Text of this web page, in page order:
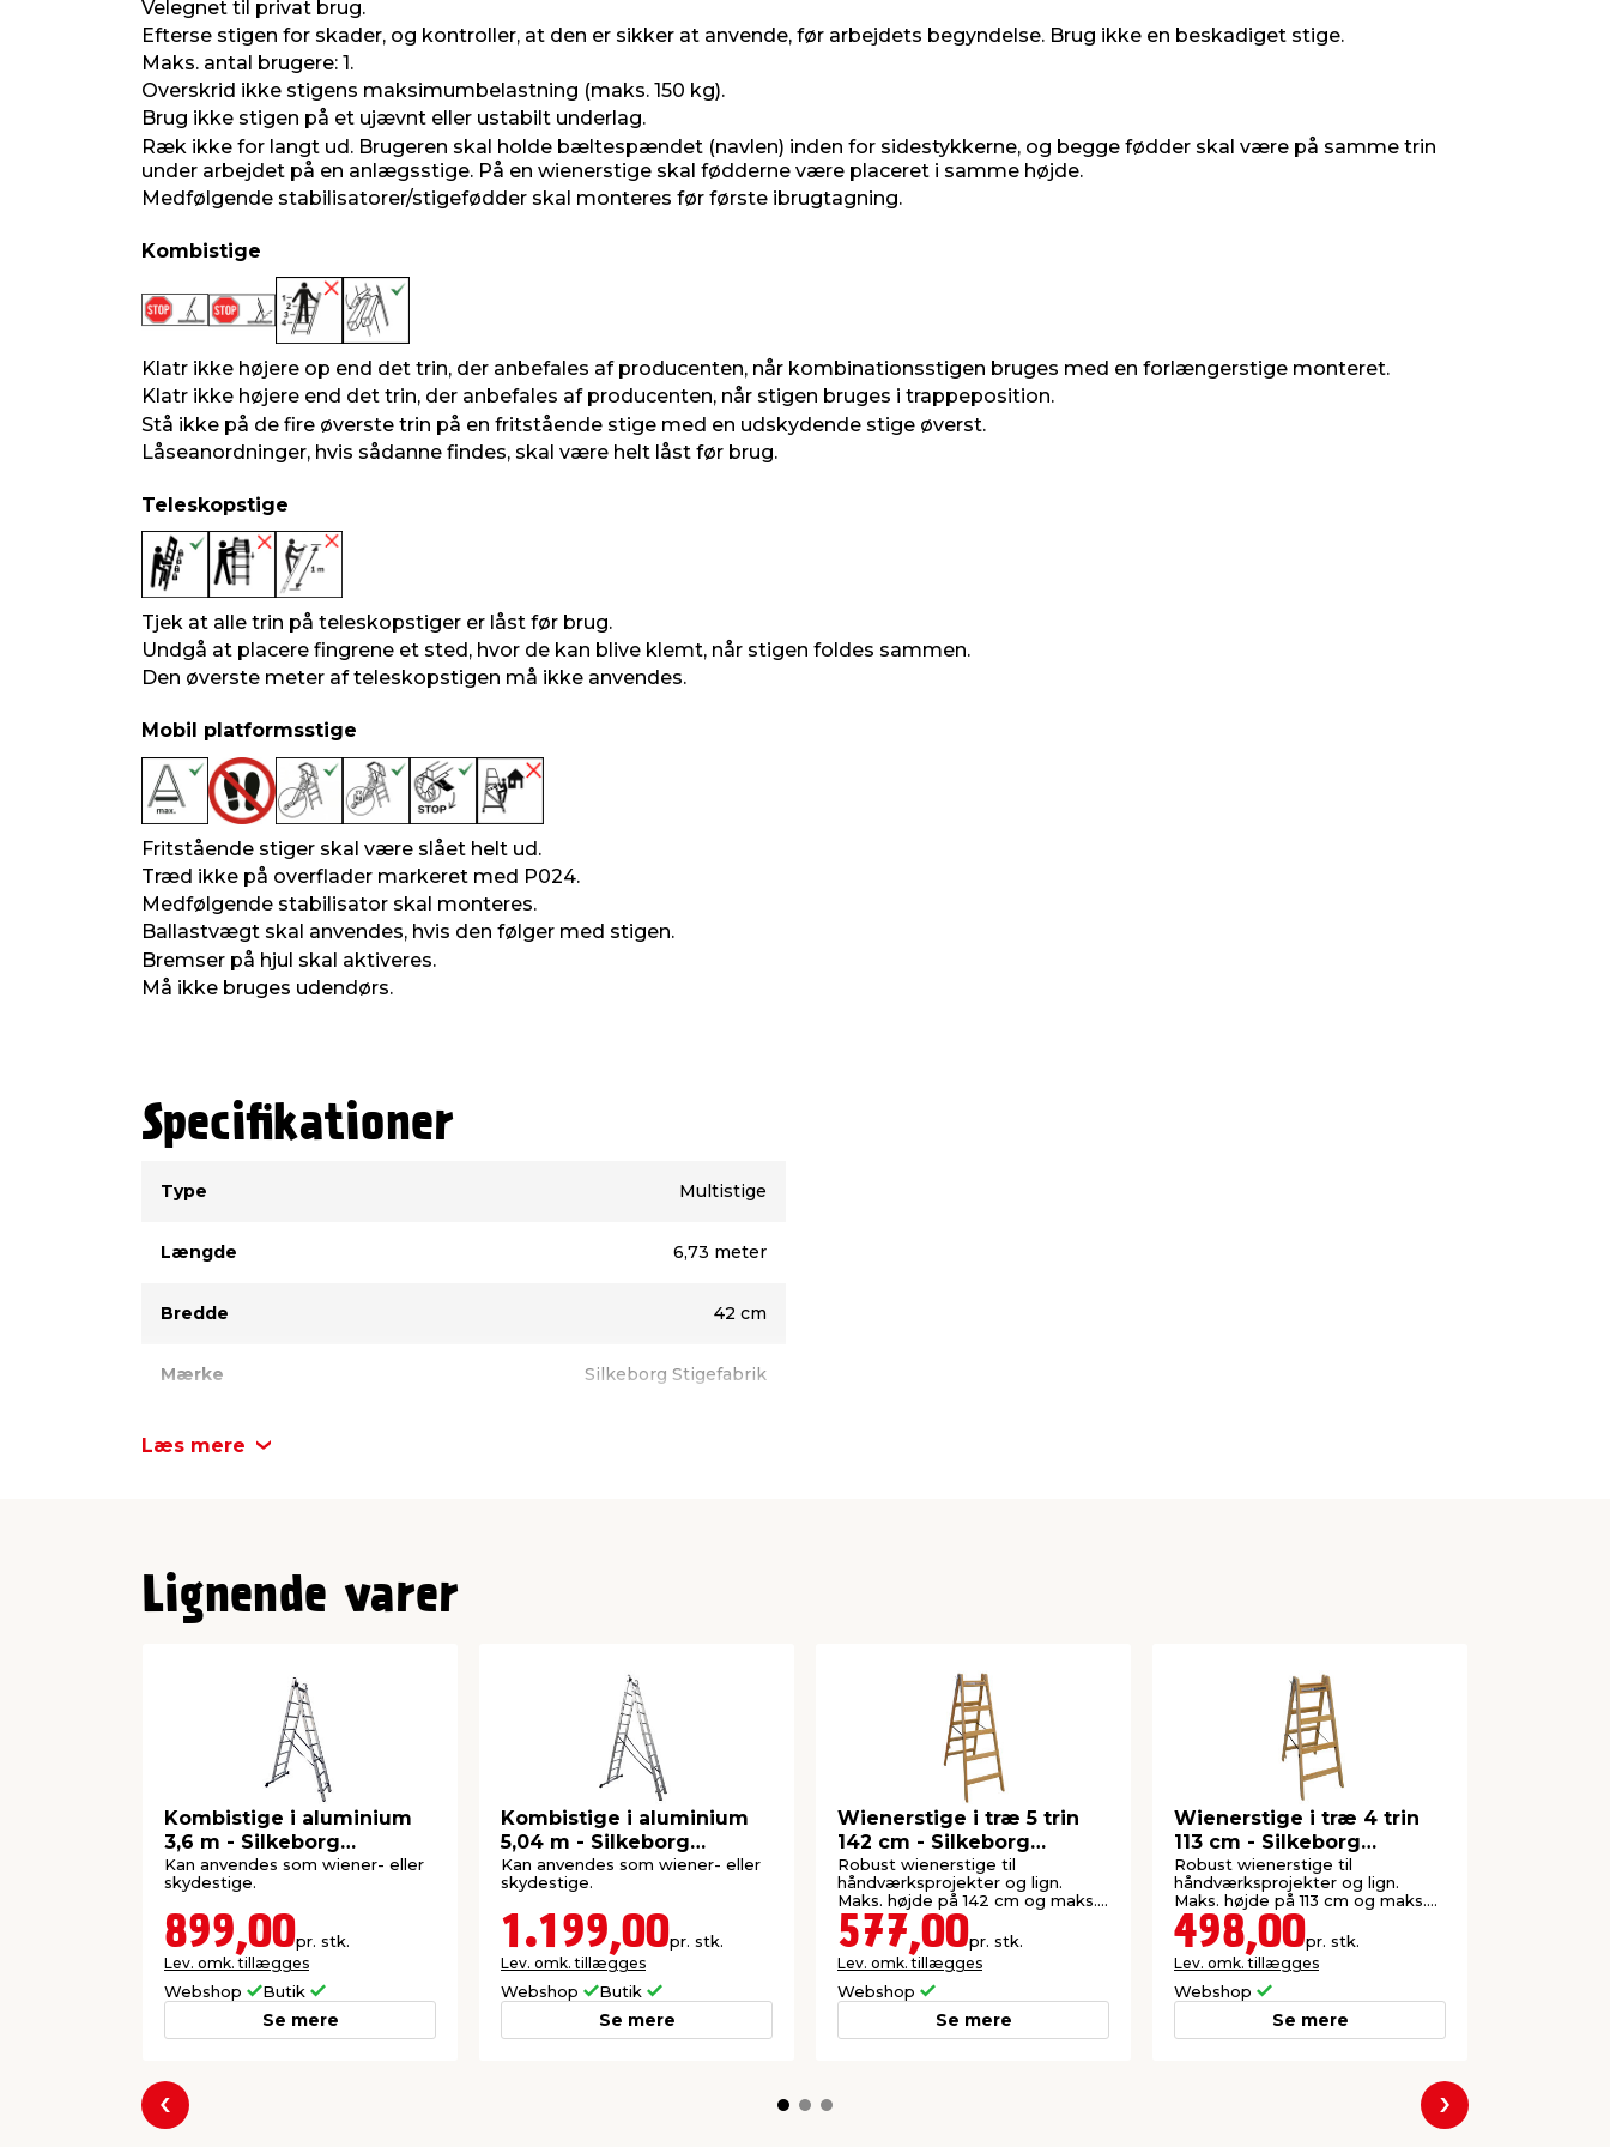
Maks. belastning: 150 kg
Transport længde: 4 m
Udskudt længde: 6,73 meter (til øverste punkt)
Trinafstand: 28 cm
Vange: 29 x 55 mm
Vægt: 12,4 kg
Velegnet til privat brug.
Efterse stigen for skader, og kontroller, at den er sikker at anvende, før arbejdets begyndelse. Brug ikke en beskadiget stige.
Maks. antal brugere: 1.
Overskrid ikke stigens maksimumbelastning (maks. 150 kg).
Brug ikke stigen på et ujævnt eller ustabilt underlag.
Ræk ikke for langt ud. Brugeren skal holde bæltespændet (navlen) inden for sidestykkerne, og begge fødder skal være på samme trin
under arbejdet på en anlægsstige. På en wienerstige skal fødderne være placeret i samme højde.
Medfølgende stabilisatorer/stigefødder skal monteres før første ibrugtagning.
Kombistige
Klatr ikke højere op end det trin, der anbefales af producenten, når kombinationsstigen bruges med en forlængerstige monteret.
Klatr ikke højere end det trin, der anbefales af producenten, når stigen bruges i trappeposition.
Stå ikke på de fire øverste trin på en fritstående stige med en udskydende stige øverst.
Låseanordninger, hvis sådanne findes, skal være helt låst før brug.
Teleskopstige
Tjek at alle trin på teleskopstiger er låst før brug.
Undgå at placere fingrene et sted, hvor de kan blive klemt, når stigen foldes sammen.
Den øverste meter af teleskopstigen må ikke anvendes.
Mobil platformsstige
Fritstående stiger skal være slået helt ud.
Træd ikke på overflader markeret med P024.
Medfølgende stabilisator skal monteres.
Ballastvægt skal anvendes, hvis den følger med stigen.
Bremser på hjul skal aktiveres.
Må ikke bruges udendørs.
Specifikationer
Type
Multistige
Længde 6,73 meter
Bredde 42 cm
Mærke Silkeborg Stigefabrik
Læs mere
Lignende varer
Kombistige i aluminium
3,6 m - Silkeborg
Stigefabrik
Kan anvendes som wiener- eller
skydestige.
899,00pr. stk.
Lev. omk. tillægges
Webshop Butik
Se mere
Kombistige i aluminium
5,04 m - Silkeborg
Stigefabrik
Kan anvendes som wiener- eller
skydestige.
1.199,00pr. stk.
Lev. omk. tillægges
Webshop Butik
Se mere
Wienerstige i træ 5 trin
142 cm - Silkeborg
Stigefabrik
Robust wienerstige til
håndværksprojekter og lign.
Maks. højde på 142 cm og maks.
trinbredde 54 cm.
577,00pr. stk.
Lev. omk. tillægges
Webshop
Se mere
Wienerstige i træ 4 trin
113 cm - Silkeborg
Stigefabrik
Robust wienerstige til
håndværksprojekter og lign.
Maks. højde på 113 cm og maks.
trinbredde 50 cm.
498,00pr. stk.
Lev. omk. tillægges
Webshop
Se mere
Forrige Næste